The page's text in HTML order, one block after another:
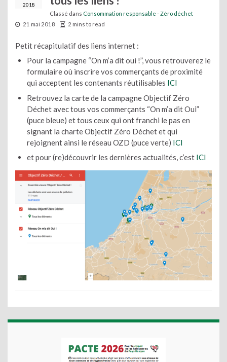
2018
Classé dans Consommation responsable - Zéro déchet
21 mai 2018
2 mins to read
Petit récapitulatif des liens internet :
Pour la campagne “On m’a dit oui !”, vous retrouverez le
formulaireoù inscrire vos commerçants de proximité
qui acceptent les contenants réutilisables ICI
Retrouvez la cartede la campagne Objectif Zéro
Déchetavec tous vos commerçants “On m’a dit Oui”
(puce bleue) et tous ceux qui ont franchi le pas en
signant la charte Objectif Zéro Déchet et qui
rejoignent ainsi le réseau OZD (puce verte) ICI
et pour (re)découvrir les dernières actualités, c’est ICI